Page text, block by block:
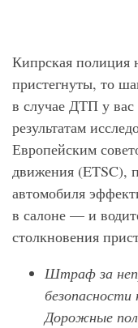
Кипрская полиция
пристегнуты, то
в случае ДТП у
результатам
Европейским
движения (ETSC),
автомобиля
в салоне — и
столкновения
Штраф за
Дорожные